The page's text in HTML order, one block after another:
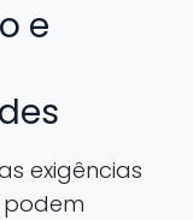
e
exigências
podem